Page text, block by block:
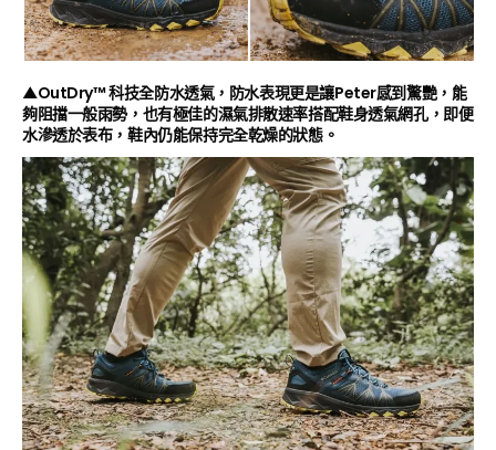
▲OutDry™ 科技全防水透氣，防水表現更是讓Peter感到驚艷，能
夠阻擋一般雨勢，也有極佳的濕氣排散速率搭配鞋身透氣網孔，即便
水滲透於表布，鞋內仍能保持完全乾燥的狀態。